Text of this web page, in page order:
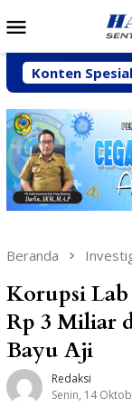
ke
Mobile
Konten Spesial
Arpan Sahar
Beranda
Korupsi
Rp 3 Miliar
Bayu Aji
Redaksi
Senin, 14